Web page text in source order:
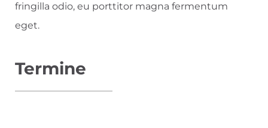
fringilla odio, eu porttitor magna fermentum
eget.
Termine